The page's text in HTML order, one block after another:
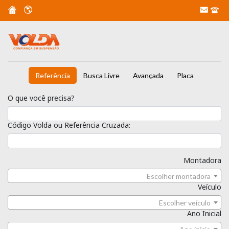
Referência Busca Livre Avançada Placa
O que você precisa?
Código Volda ou Referência Cruzada:
Montadora
Escolher montadora
Veículo
Escolher veículo
Ano Inicial